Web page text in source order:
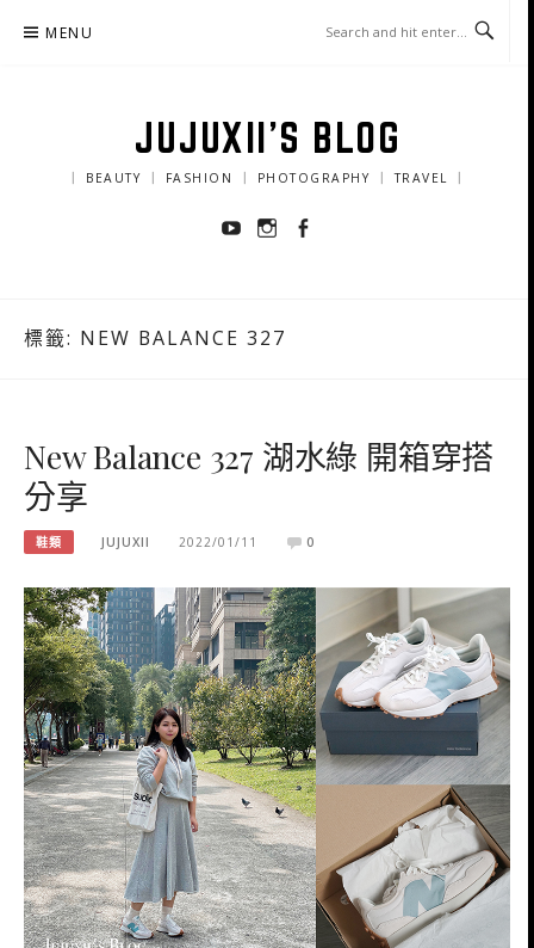
MENU
JUJUXII'S BLOG
｜ BEAUTY ｜ FASHION ｜ PHOTOGRAPHY ｜ TRAVEL ｜
YoutubeInstagram
標籤: NEW BALANCE 327
New Balance 327 湖水綠 開箱穿搭
分享
鞋類 JUJUXII 2022/01/11 0